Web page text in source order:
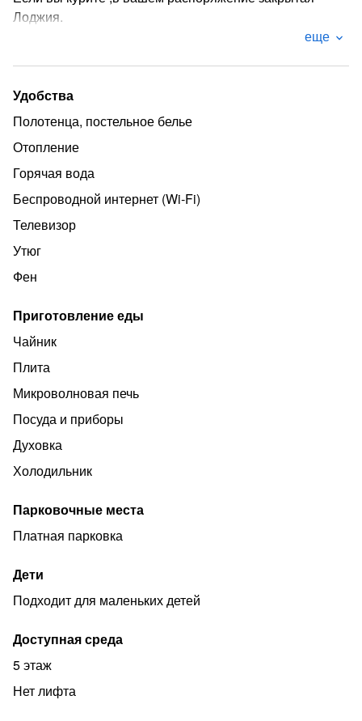
Лоджия.
Вам будет уютно у нас!!!!
еще
Удобства
Полотенца, постельное белье
Отопление
Горячая вода
Беспроводной интернет (Wi‑Fi)
Телевизор
Утюг
Фен
Приготовление еды
Чайник
Плита
Микроволновая печь
Посуда и приборы
Духовка
Холодильник
Парковочные места
Платная парковка
Дети
Подходит для маленьких детей
Доступная среда
5 этаж
Нет лифта